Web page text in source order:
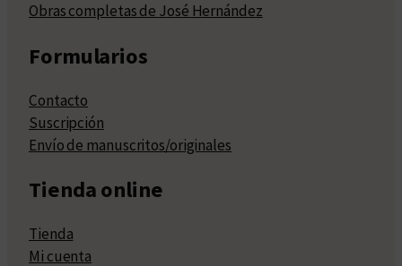
Obras completas de José Hernández
Formularios
Contacto
Suscripción
Envío de manuscritos/originales
Tienda online
Tienda
Mi cuenta